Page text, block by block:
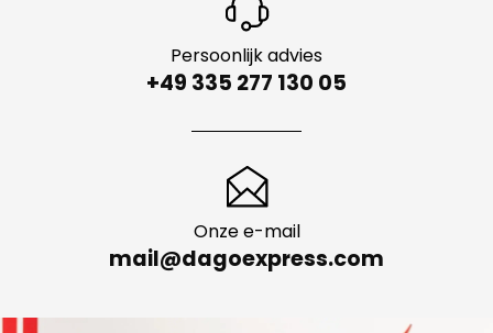
Persoonlijk advies
+49 335 277 130 05
Onze e-mail
mail@dagoexpress.com